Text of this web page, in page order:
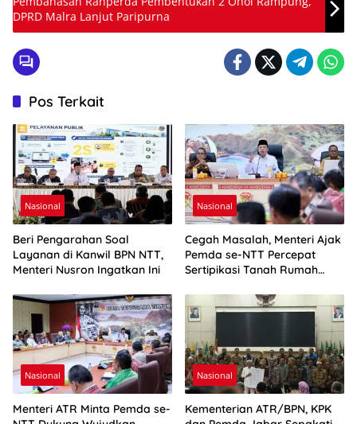
DPRD Malra Lanjut Paripurna
Pos Terkait
Nasional
Beri Pengarahan Soal
Layanan di Kanwil BPN NTT,
Menteri Nusron Ingatkan Ini
Nasional
Cegah Masalah, Menteri Ajak
Pemda se-NTT Percepat
Sertipikasi Tanah Rumah
Nasional
Menteri ATR Minta Pemda se-
Nasional
Kementerian ATR/BPN, KPK